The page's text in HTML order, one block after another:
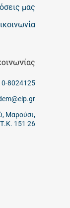
μας
8024125
Μαρούσι,
Τ.Κ. 151 26